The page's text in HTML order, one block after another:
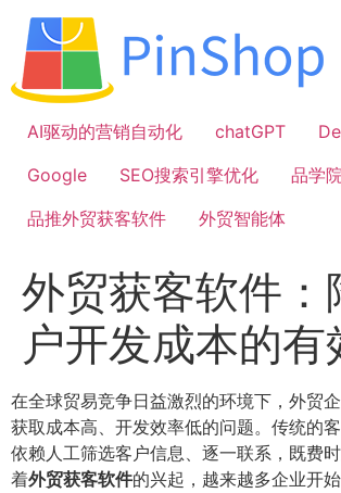
容
AI驱动的营销自动化
chatGPT
Google
SEO搜索引擎优化
品学
品推外贸获客软件
外贸智能体
外贸获客软件：
户开发成本的有
在全球贸易竞争日益激烈的环境下，外贸
获取成本高、开发效率低的问题。传统的
依赖人工筛选客户信息、逐一联系，既费
着外贸获客软件的兴起，越来越多企业开